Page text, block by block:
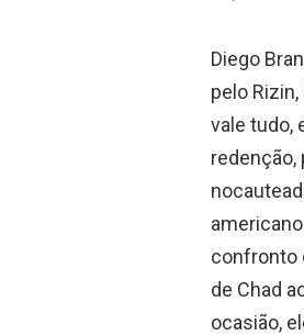
Diego
pelo
vale tudo,
redenção,
confronto
de Chad
ocasião,